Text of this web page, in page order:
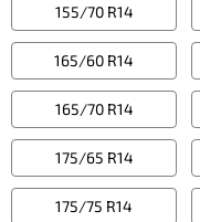
155/70 R14
165/60 R14
165/70 R14
175/65 R14
175/75 R14